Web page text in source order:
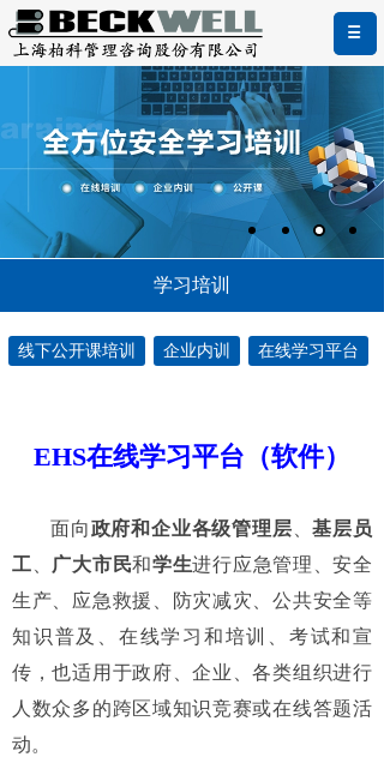
学习培训
线下公开课培训 企业内训 在线学习平台
EHS在线学习平台（软件）
面向政府和企业各级管理层 、基层员
工
广大市民和学生进行应急管理、安全
生产、应急救援、防灾减灾、公共安全等
知识普及、在线学习和培训、考试和宣
传，也适用于政府、企业、各类组织进行
人数众多的跨区域知识竞赛或在线答题活
动。